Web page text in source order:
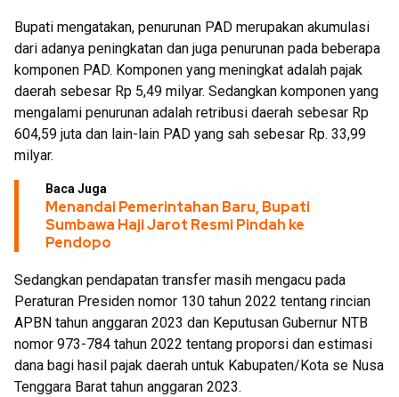
Bupati mengatakan, penurunan PAD merupakan akumulasi
dari adanya peningkatan dan juga penurunan pada beberapa
komponen PAD. Komponen yang meningkat adalah pajak
daerah sebesar Rp 5,49 milyar. Sedangkan komponen yang
mengalami penurunan adalah retribusi daerah sebesar Rp
604,59 juta dan lain-lain PAD yang sah sebesar Rp. 33,99
milyar.
Baca Juga
Menandai Pemerintahan Baru, Bupati
Sumbawa Haji Jarot Resmi Pindah ke
Pendopo
Sedangkan pendapatan transfer masih mengacu pada
Peraturan Presiden nomor 130 tahun 2022 tentang rincian
APBN tahun anggaran 2023 dan Keputusan Gubernur NTB
nomor 973-784 tahun 2022 tentang proporsi dan estimasi
dana bagi hasil pajak daerah untuk Kabupaten/Kota se Nusa
Tenggara Barat tahun anggaran 2023.